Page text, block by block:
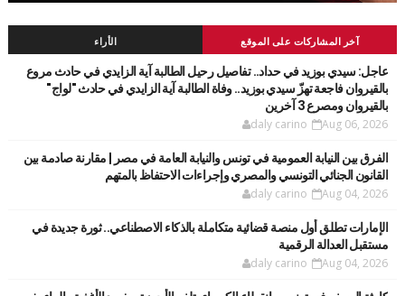
آخر المشاركات على الموقع الأراء
عاجل: سيدي بوزيد في حداد.. تفاصيل رحيل الطالبة آية الزايدي في حادث مروع
بالقيروان فاجعة تهزّ سيدي بوزيد.. وفاة الطالبة آية الزايدي في حادث "لواج"
بالقيروان ومصرع 3 آخرين
daly carino Aug 06, 2026
الفرق بين النيابة العمومية في تونس والنيابة العامة في مصر | مقارنة صادمة بين
القانون الجنائي التونسي والمصري وإجراءات الاحتفاظ بالمتهم
daly carino Aug 04, 2026
الإمارات تطلق أول منصة قضائية متكاملة بالذكاء الاصطناعي.. ثورة جديدة في
مستقبل العدالة الرقمية
daly carino Aug 04, 2026